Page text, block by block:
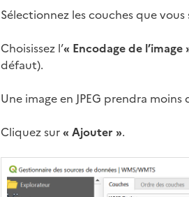
Sélectionnez les couches que
Choisissez l’« Encodage de l’image
défaut).
Une image en JPEG prendra
Cliquez sur« Ajouter ».